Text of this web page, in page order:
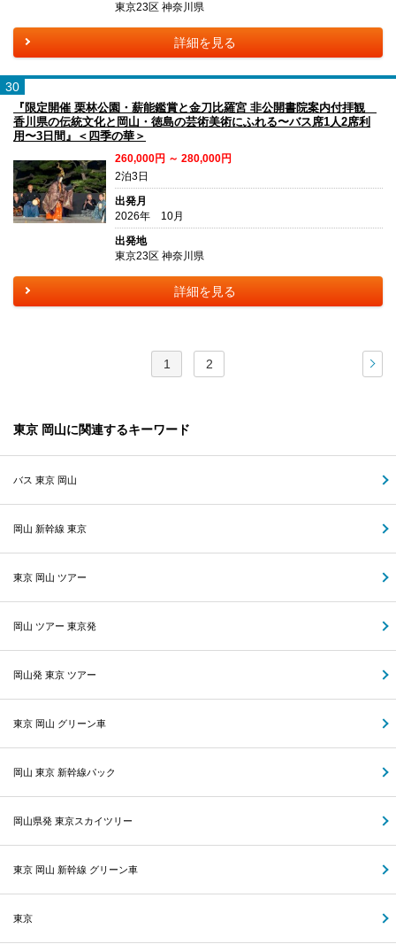
東京23区 神奈川県
詳細を見る
30
『限定開催 栗林公園・薪能鑑賞と金刀比羅宮 非公開書院案内付拝観
香川県の伝統文化と岡山・徳島の芸術美術にふれる〜バス席1人2席利
用〜3日間』＜四季の華＞
260,000円 ～ 280,000円
2泊3日
出発月
2026年 10月
出発地
東京23区 神奈川県
詳細を見る
1 2
東京 岡山に関連するキーワード
バス 東京 岡山
岡山 新幹線 東京
東京 岡山 ツアー
岡山 ツアー 東京発
岡山発 東京 ツアー
東京 岡山 グリーン車
岡山 東京 新幹線パック
岡山県発 東京スカイツリー
東京 岡山 新幹線 グリーン車
東京